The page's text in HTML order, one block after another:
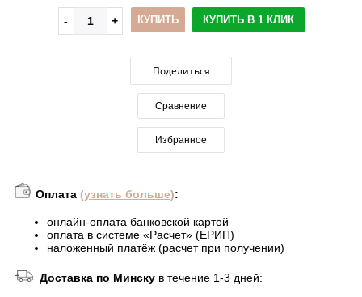
КУПИТЬ КУПИТЬ В 1 КЛИК
Поделиться
Сравнение
Избранное
Оплата (узнать больше):
онлайн-оплата банковской картой
оплата в системе «Расчет» (ЕРИП)
наложенный платёж (расчет при получении)
Доставка по Минску в течение 1-3 дней: